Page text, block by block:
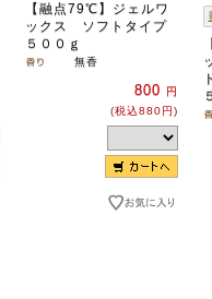
【融点79℃】ジェルワ
ックス ソフトタイプ
５００ｇ
無香
800
円
(税込880円)